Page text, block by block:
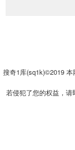
搜奇1库(sq1k)©2019 本
若侵犯了您的权益，